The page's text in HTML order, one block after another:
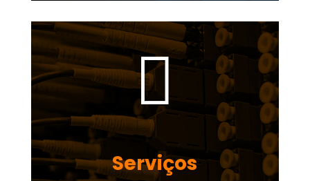

Serviços